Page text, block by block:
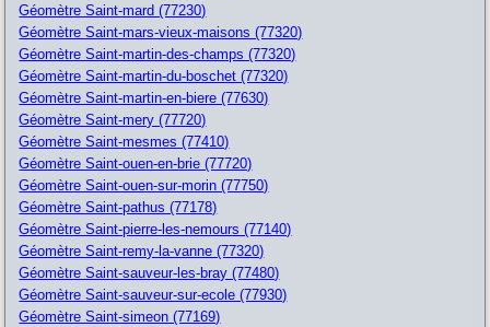
Géomètre Saint-mard (77230)
Géomètre Saint-mars-vieux-maisons (77320)
Géomètre Saint-martin-des-champs (77320)
Géomètre Saint-martin-du-boschet (77320)
Géomètre Saint-martin-en-biere (77630)
Géomètre Saint-mery (77720)
Géomètre Saint-mesmes (77410)
Géomètre Saint-ouen-en-brie (77720)
Géomètre Saint-ouen-sur-morin (77750)
Géomètre Saint-pathus (77178)
Géomètre Saint-pierre-les-nemours (77140)
Géomètre Saint-remy-la-vanne (77320)
Géomètre Saint-sauveur-les-bray (77480)
Géomètre Saint-sauveur-sur-ecole (77930)
Géomètre Saint-simeon (77169)